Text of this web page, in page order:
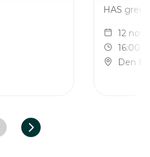
HAS
12
16:00 -
Den
slide
Volgende slide